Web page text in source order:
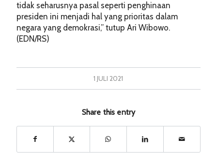
tidak seharusnya pasal seperti penghinaan
presiden ini menjadi hal yang prioritas dalam
negara yang demokrasi,” tutup Ari Wibowo.
(EDN/RS)
1 JULI 2021
Share this entry